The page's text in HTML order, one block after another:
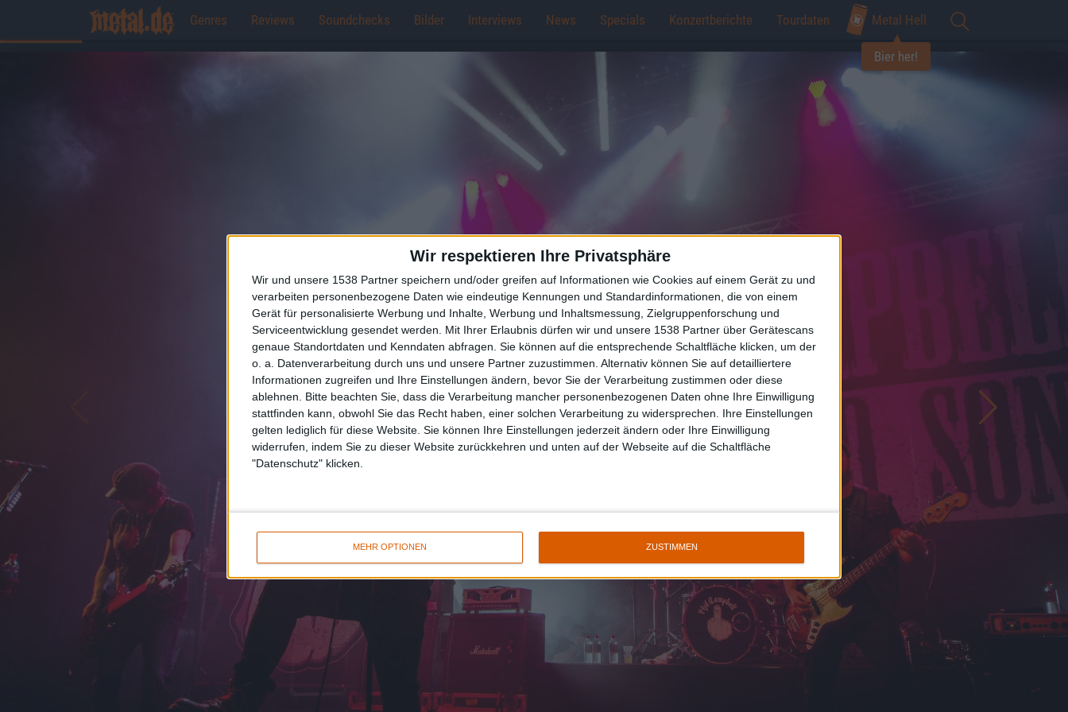
Wir respektieren Ihre Privatsphäre
Wir und unsere 1538 Partner speichern und/oder greifen auf Informationen wie Cookies auf einem Gerät zu und
verarbeiten personenbezogene Daten wie eindeutige Kennungen und Standardinformationen, die von einem
Gerät für personalisierte Werbung und Inhalte, Werbung und Inhaltsmessung, Zielgruppenforschung und
Serviceentwicklung gesendet werden. Mit Ihrer Erlaubnis dürfen wir und unsere 1538 Partner über Gerätescans
genaue Standortdaten und Kenndaten abfragen. Sie können auf die entsprechende Schaltfläche klicken, um der
o. a. Datenverarbeitung durch uns und unsere Partner zuzustimmen. Alternativ können Sie auf detailliertere
Informationen zugreifen und Ihre Einstellungen ändern, bevor Sie der Verarbeitung zustimmen oder diese
ablehnen. Bitte beachten Sie, dass die Verarbeitung mancher personenbezogenen Daten ohne Ihre Einwilligung
stattfinden kann, obwohl Sie das Recht haben, einer solchen Verarbeitung zu widersprechen. Ihre Einstellungen
gelten lediglich für diese Website. Sie können Ihre Einstellungen jederzeit ändern oder Ihre Einwilligung
widerrufen, indem Sie zu dieser Website zurückkehren und unten auf der Webseite auf die Schaltfläche
"Datenschutz" klicken.
MEHR OPTIONEN ZUSTIMMEN
Genres Reviews Soundchecks Bilder Interviews News Specials Konzertberichte Tourdaten Metal Hell
Bier her!